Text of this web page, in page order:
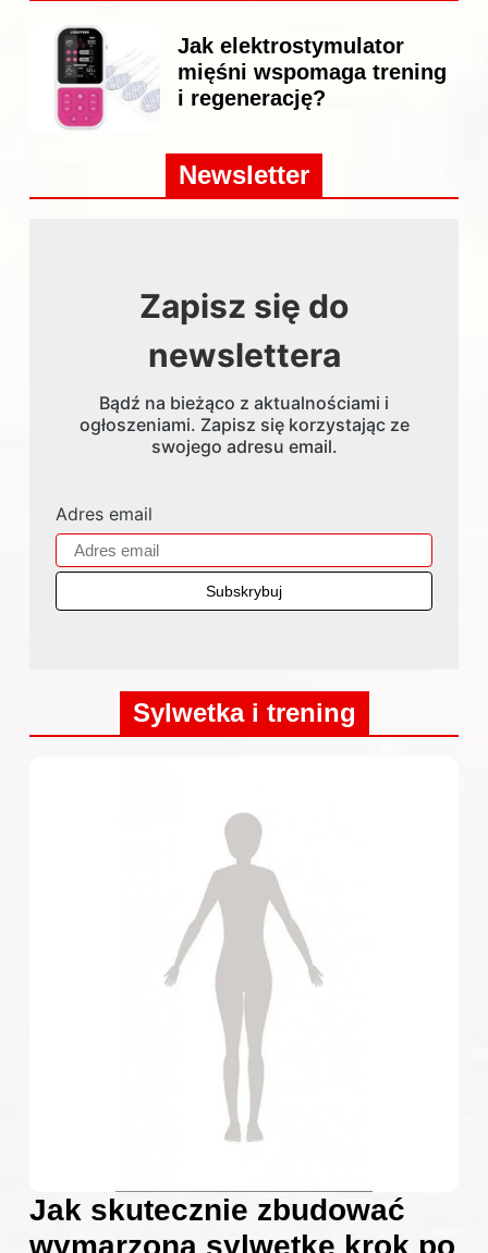
Jak elektrostymulator
mięśni wspomaga trening
i regenerację?
Newsletter
Zapisz się do
newslettera
Bądź na bieżąco z aktualnościami i
ogłoszeniami. Zapisz się korzystając ze
swojego adresu email.
Adres email
Sylwetka i trening
Jak skutecznie zbudować
wymarzoną sylwetkę krok po